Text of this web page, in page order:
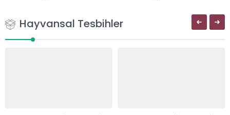
Hayvansal Tesbihler